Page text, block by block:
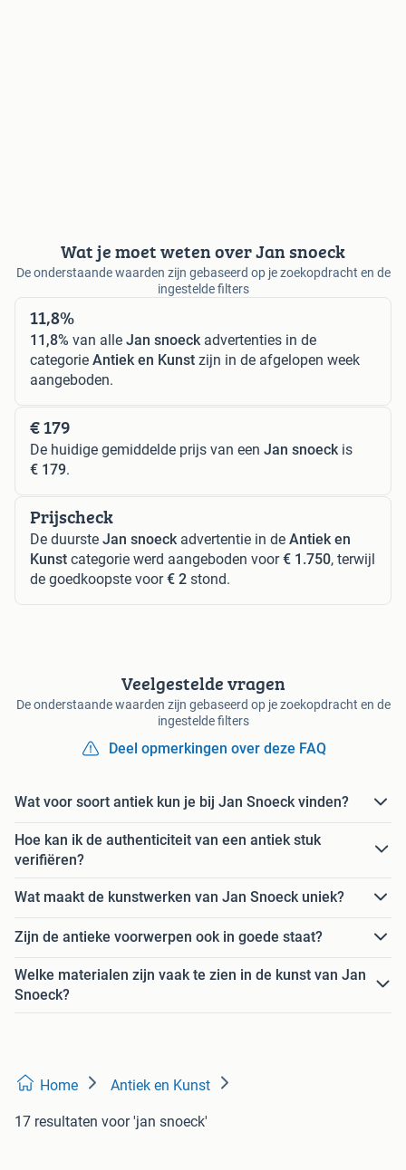
Wat je moet weten over Jan snoeck
De onderstaande waarden zijn gebaseerd op je zoekopdracht en de
ingestelde filters
11,8%
11,8% van alle Jan snoeck advertenties in de
categorie Antiek en Kunst zijn in de afgelopen week
aangeboden.
€ 179
De huidige gemiddelde prijs van een Jan snoeck is
€ 179.
Prijscheck
De duurste Jan snoeck advertentie in de Antiek en
Kunst categorie werd aangeboden voor€ 1.750, terwijl
de goedkoopste voor€ 2 stond.
Veelgestelde vragen
De onderstaande waarden zijn gebaseerd op je zoekopdracht en de
ingestelde filters
Deel opmerkingen over deze FAQ
Wat voor soort antiek kun je bij Jan Snoeck vinden?
Hoe kan ik de authenticiteit van een antiek stuk
verifiëren?
Wat maakt de kunstwerken van Jan Snoeck uniek?
Zijn de antieke voorwerpen ook in goede staat?
Welke materialen zijn vaak te zien in de kunst van Jan
Snoeck?
Home Antiek en Kunst
17 resultaten voor 'jan snoeck'